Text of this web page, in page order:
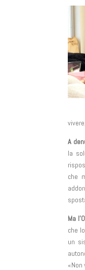
A
la
che
Ma
che
un